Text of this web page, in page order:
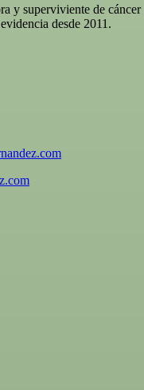
y superviviente de cáncer
desde 2011.